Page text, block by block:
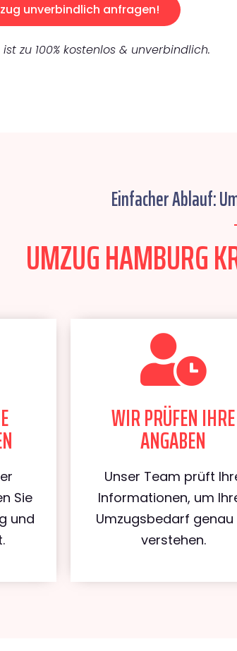
unverbindlich anfragen!
zu 100% kostenlos & unverbindlich.
Einfacher Ablauf:
UMZUG HAMBURG
Sie
und
WIR PRÜFEN IHRE
ANGABEN
Unser Team prüft
Informationen, um
Umzugsbedarf genau
verstehen.